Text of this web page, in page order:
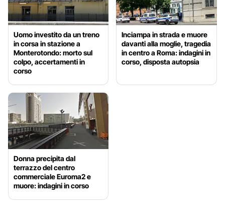
Uomo investito da un treno
in corsa in stazione a
Monterotondo: morto sul
colpo, accertamenti in
corso
Inciampa in strada e muore
davanti alla moglie, tragedia
in centro a Roma: indagini in
corso, disposta autopsia
Donna precipita dal
terrazzo del centro
commerciale Euroma2 e
muore: indagini in corso